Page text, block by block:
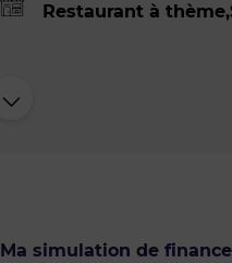
Restaurant à
Ma simulation de